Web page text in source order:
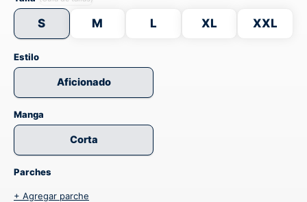
S M L XL XXL
Estilo
Aficionado
Manga
Corta
Parches
+ Agregar parche